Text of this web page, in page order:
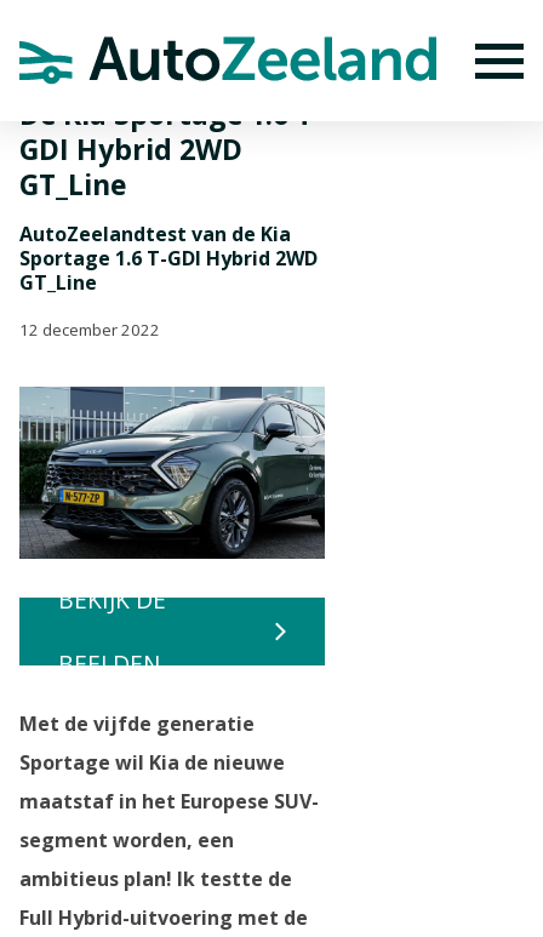
De Kia Sportage 1.6 T-
GDI Hybrid 2WD
GT_Line
AutoZeelandtest van de Kia
Sportage 1.6 T-GDI Hybrid 2WD
GT_Line
12 december 2022
BEKIJK DE
BEELDEN
Met de vijfde generatie
Sportage wil Kia de nieuwe
maatstaf in het Europese SUV-
segment worden, een
ambitieus plan! Ik testte de
Full Hybrid-uitvoering met de